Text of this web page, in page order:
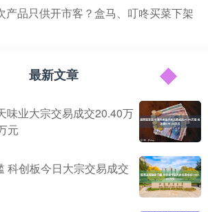
产品只供开市客？盒马、叮咚买菜下架
最新文章
味业大宗交易成交20.40万
元
科创板今日大宗交易成交